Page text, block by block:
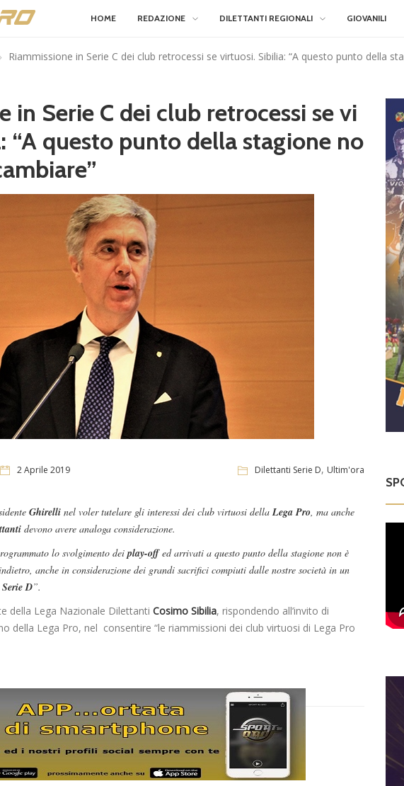
HOME REDAZIONE DILETTANTI REGIONALI GIOVANILI
Riammissione in Serie C dei club retrocessi se virtuosi. Sibilia: “A questo punto della
in Serie C dei club retrocessi se vi
“A questo punto della stagione no
2 Aprile 2019 Dilettanti Serie D, Ultim'ora
Ghirelli nel voler tutelare gli interessi dei club virtuosi dellaLega Pro, ma anche
devono avere analoga considerazione.
lo svolgimento deiplay-offed arrivati a questo punto della stagione non è
anche in considerazione dei grandi sacrifici compiuti dalle nostre società in un
Serie D”.
della Lega Nazionale Dilettanti Cosimo Sibilia, rispondendo all’invito di
della Lega Pro, nel consentire “le riammissioni dei club virtuosi di Lega Pro
Dilettanti Serie D
Viterbese (Certosa V.
Campagnano), merca